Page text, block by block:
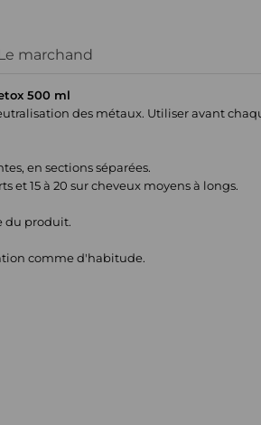
Le marchand
500 ml
des métaux. Utiliser avant
en sections séparées.
et 15 à 20 sur cheveux moyens à longs.
du produit.
comme d'habitude.